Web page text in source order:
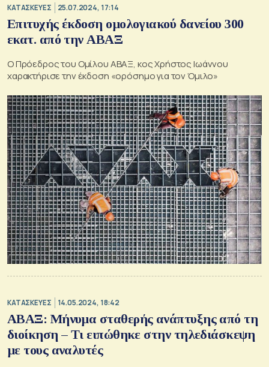
ΚΑΤΑΣΚΕΥΕΣ 25.07.2024, 17:14
Επιτυχής έκδοση ομολογιακού δανείου 300
εκατ. από την ΑΒΑΞ
Ο Πρόεδρος του Ομίλου ΑΒΑΞ, κος Χρήστος Ιωάννου
χαρακτήρισε την έκδοση «ορόσημο για τον Όμιλο»
ΚΑΤΑΣΚΕΥΕΣ 14.05.2024, 18:42
ΑΒΑΞ: Μήνυμα σταθερής ανάπτυξης από τη
διοίκηση – Τι ειπώθηκε στην τηλεδιάσκεψη
με τους αναλυτές